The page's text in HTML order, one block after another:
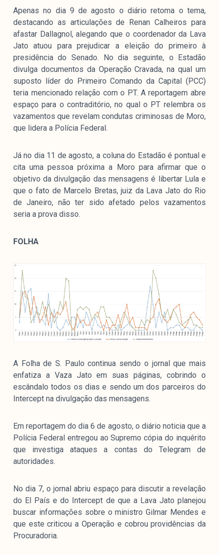
Apenas no dia 9 de agosto o diário retoma o tema,
destacando as articulações de Renan Calheiros para
afastar Dallagnol, alegando que o coordenador da Lava
Jato atuou para prejudicar a eleição do primeiro à
presidência do Senado. No dia seguinte, o Estadão
divulga documentos da Operação Cravada, na qual um
suposto líder do Primeiro Comando da Capital (PCC)
teria mencionado relação com o PT. A reportagem abre
espaço para o contraditório, no qual o PT relembra os
vazamentos que revelam condutas criminosas de Moro,
que lidera a Polícia Federal.
Já no dia 11 de agosto, a coluna do Estadão é pontual e
cita uma pessoa próxima a Moro para afirmar que o
objetivo da divulgação das mensagens é libertar Lula e
que o fato de Marcelo Bretas, juiz da Lava Jato do Rio
de Janeiro, não ter sido afetado pelos vazamentos
seria a prova disso.
FOLHA
A Folha de S. Paulo continua sendo o jornal que mais
enfatiza a Vaza Jato em suas páginas, cobrindo o
escândalo todos os dias e sendo um dos parceiros do
Intercept na divulgação das mensagens.
Em reportagem do dia 6 de agosto, o diário noticia que a
Polícia Federal entregou ao Supremo cópia do inquérito
que investiga ataques a contas do Telegram de
autoridades.
No dia 7, o jornal abriu espaço para discutir a revelação
do El País e do Intercept de que a Lava Jato planejou
buscar informações sobre o ministro Gilmar Mendes e
que este criticou a Operação e cobrou providências da
Procuradoria.